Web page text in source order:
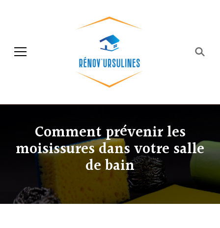
Rénov'ursulines
Comment prévenir les
moisissures dans votre salle
de bain